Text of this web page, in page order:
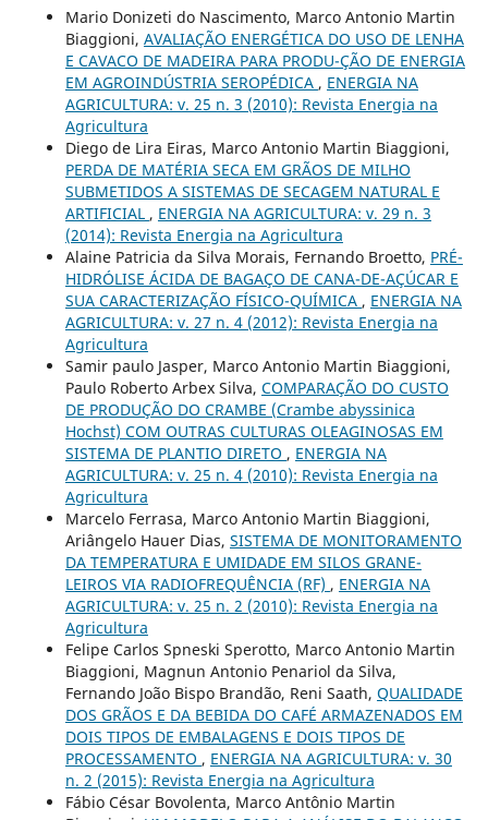
Mario Donizeti do Nascimento, Marco Antonio Martin
Biaggioni, AVALIAÇÃO ENERGÉTICA DO USO DE LENHA
E CAVACO DE MADEIRA PARA PRODU-ÇÃO DE ENERGIA
EM AGROINDÚSTRIA SEROPÉDICA , ENERGIA NA
AGRICULTURA: v. 25 n. 3 (2010): Revista Energia na
Agricultura
Diego de Lira Eiras, Marco Antonio Martin Biaggioni,
PERDA DE MATÉRIA SECA EM GRÃOS DE MILHO
SUBMETIDOS A SISTEMAS DE SECAGEM NATURAL E
ARTIFICIAL , ENERGIA NA AGRICULTURA: v. 29 n. 3
(2014): Revista Energia na Agricultura
Alaine Patricia da Silva Morais, Fernando Broetto, PRÉ-
HIDRÓLISE ÁCIDA DE BAGAÇO DE CANA-DE-AÇÚCAR E
SUA CARACTERIZAÇÃO FÍSICO-QUÍMICA , ENERGIA NA
AGRICULTURA: v. 27 n. 4 (2012): Revista Energia na
Agricultura
Samir paulo Jasper, Marco Antonio Martin Biaggioni,
Paulo Roberto Arbex Silva, COMPARAÇÃO DO CUSTO
DE PRODUÇÃO DO CRAMBE (Crambe abyssinica
Hochst) COM OUTRAS CULTURAS OLEAGINOSAS EM
SISTEMA DE PLANTIO DIRETO , ENERGIA NA
AGRICULTURA: v. 25 n. 4 (2010): Revista Energia na
Agricultura
Marcelo Ferrasa, Marco Antonio Martin Biaggioni,
Ariângelo Hauer Dias, SISTEMA DE MONITORAMENTO
DA TEMPERATURA E UMIDADE EM SILOS GRANE-
LEIROS VIA RADIOFREQUÊNCIA (RF) , ENERGIA NA
AGRICULTURA: v. 25 n. 2 (2010): Revista Energia na
Agricultura
Felipe Carlos Spneski Sperotto, Marco Antonio Martin
Biaggioni, Magnun Antonio Penariol da Silva,
Fernando João Bispo Brandão, Reni Saath, QUALIDADE
DOS GRÃOS E DA BEBIDA DO CAFÉ ARMAZENADOS EM
DOIS TIPOS DE EMBALAGENS E DOIS TIPOS DE
PROCESSAMENTO , ENERGIA NA AGRICULTURA: v. 30
n. 2 (2015): Revista Energia na Agricultura
Fábio César Bovolenta, Marco Antônio Martin